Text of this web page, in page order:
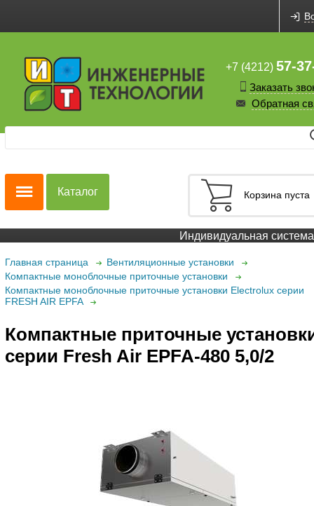
+7 (4212) 57-
Заказать
Обратная
Корзина пуста
Каталог
Индивидуальная система
Главная страница
Вентиляционные установки
Компактные моноблочные приточные установки
Компактные моноблочные приточные установки Electrolux серии
FRESH AIR EPFA
Компактные приточные
серии Fresh Air EPFA-480 5,0/2